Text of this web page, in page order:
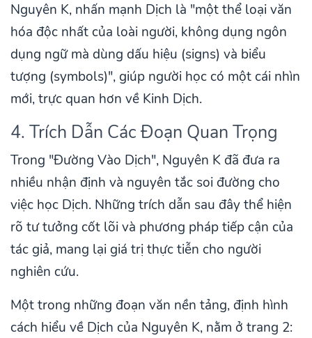
Nguyên K, nhấn mạnh Dịch là "một thể loại văn
hóa độc nhất của loài người, không dụng ngôn
dụng ngữ mà dùng dấu hiệu (signs) và biểu
tượng (symbols)", giúp người học có một cái nhìn
mới, trực quan hơn về Kinh Dịch.
4. Trích Dẫn Các Đoạn Quan Trọng
Trong "Đường Vào Dịch", Nguyên K đã đưa ra
nhiều nhận định và nguyên tắc soi đường cho
việc học Dịch. Những trích dẫn sau đây thể hiện
rõ tư tưởng cốt lõi và phương pháp tiếp cận của
tác giả, mang lại giá trị thực tiễn cho người
nghiên cứu.
Một trong những đoạn văn nền tảng, định hình
cách hiểu về Dịch của Nguyên K, nằm ở trang 2: